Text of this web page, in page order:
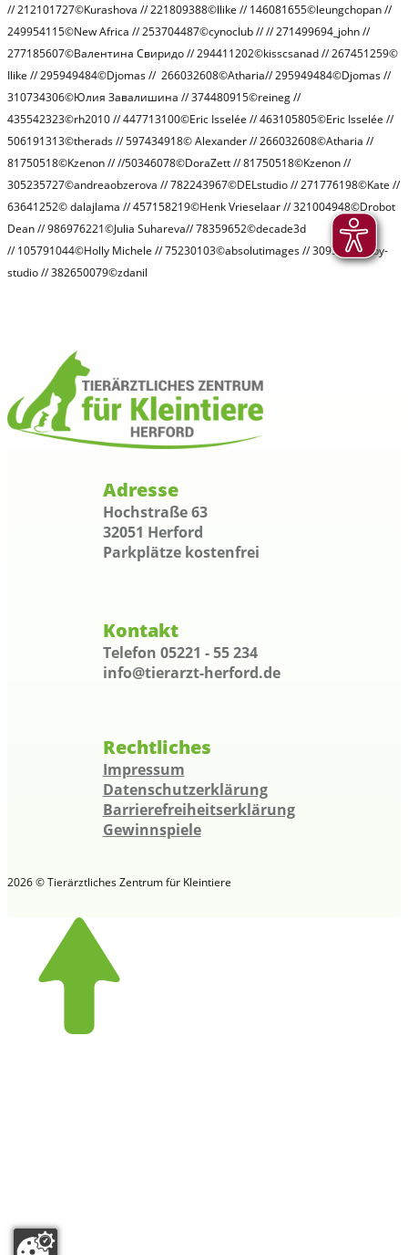
// 212101727©Kurashova // 221809388©llike // 146081655©leungchopan //
249954115©New Africa // 253704487©cynoclub // // 271499694_john //
277185607©Валентина Свиридо // 294411202©kisscsanad // 267451259©
Ilike // 295949484©Djomas // 266032608©Atharia// 295949484©Djomas //
310734306©Юлия Завалишина // 374480915©reineg //
435542323©rh2010 // 447713100©Eric Isselée // 463105805©Eric Isselée //
506191313©therads // 597434918© Alexander // 266032608©Atharia //
81750518©Kzenon // //50346078©DoraZett // 81750518©Kzenon //
305235727©andreaobzerova // 782243967©DELstudio // 271776198©Kate //
63641252© dalajlama // 457158219©Henk Vrieselaar // 321004948©Drobot
Dean // 986976221©Julia Suhareva//78359652©decade3d
//105791044©Holly Michele //75230103©absolutimages // 30952798©by-
studio //382650079©zdanil
Adresse
Hochstraße 63
32051 Herford
Parkplätze kostenfrei
Kontakt
Telefon 05221 - 55 234
info@tierarzt-herford.de
Rechtliches
Impressum
Datenschutzerklärung
Barrierefreiheitserklärung
Gewinnspiele
2026 © Tierärztliches Zentrum für Kleintiere